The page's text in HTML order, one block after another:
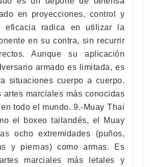
en proyecciones, control y
eficacia radica en utilizar la
en su contra, sin recurrir
Aunque su aplicación
armado es limitada, es
situaciones cuerpo a cuerpo.
artes marciales más conocidas
todo el mundo. 9.-Muay Thai
el boxeo tailandés, el Muay
ocho extremidades (puños,
y piernas) como armas. Es
marciales más letales y